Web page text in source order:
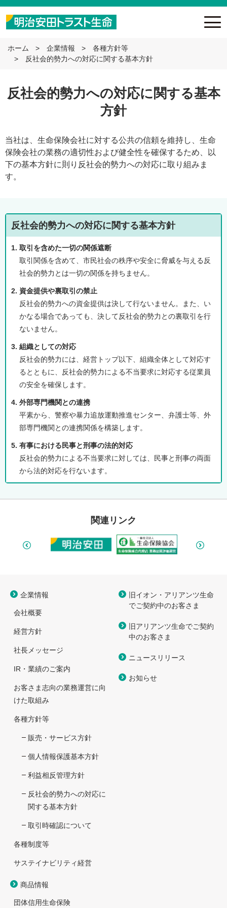
ホーム 企業情報
各種方針等
反社会的勢力への対応に関する基本方針
反社会的勢力への対応に関する基本
方針
当社は、生命保険会社に対する公共の信頼を維持し、生命
保険会社の業務の適切性および健全性を確保するため、以
下の基本方針に則り反社会的勢力への対応に取り組みま
す。
反社会的勢力への対応に関する基本方針
1. 取引を含めた一切の関係遮断
取引関係を含めて、市民社会の秩序や安全に脅威を与える反
社会的勢力とは一切の関係を持ちません。
2. 資金提供や裏取引の禁止
反社会的勢力への資金提供は決して行ないません。また、い
かなる場合であっても、決して反社会的勢力との裏取引を行
ないません。
3. 組織としての対応
反社会的勢力には、経営トップ以下、組織全体として対応す
るとともに、反社会的勢力による不当要求に対応する従業員
の安全を確保します。
4. 外部専門機関との連携
平素から、警察や暴力追放運動推進センター、弁護士等、外
部専門機関との連携関係を構築します。
5. 有事における民事と刑事の法的対応
反社会的勢力による不当要求に対しては、民事と刑事の両面
から法的対応を行ないます。
関連リンク
企業情報
会社概要
経営方針
社長メッセージ
IR・業績のご案内
お客さま志向の業務運営に向
けた取組み
各種方針等
販売・サービス方針
個人情報保護基本方針
利益相反管理方針
反社会的勢力への対応に
関する基本方針
取引時確認について
各種制度等
サステイナビリティ経営
商品情報
団体信用生命保険
旧イオン・アリアンツ生命
でご契約中のお客さま
旧アリアンツ生命でご契約
中のお客さま
ニュースリリース
お知らせ